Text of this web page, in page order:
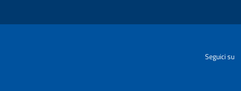
Seguici su